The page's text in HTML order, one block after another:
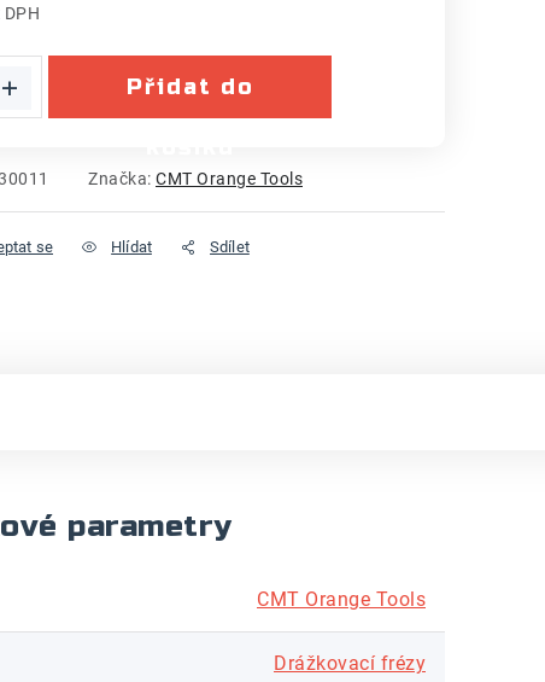
Přidat do
Značka: CMT Orange Tools
se Hlídat Sdílet
parametry
CMT Orange Tools
Drážkovací frézy